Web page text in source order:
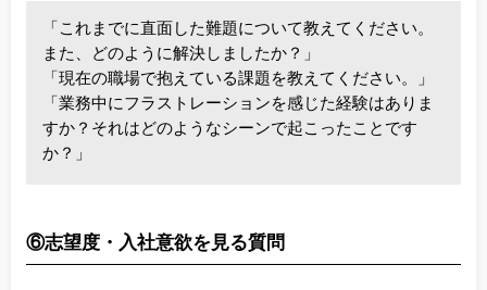
「これまでに直面した難題について教えてください。
また、どのように解決しましたか？」
「現在の職場で抱えている課題を教えてください。」
「業務中にフラストレーションを感じた経験はありま
すか？それはどのようなシーンで起こったことです
か？」
⑥志望度・入社意欲を見る質問